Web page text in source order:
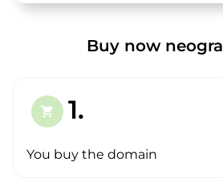
Buy now
shopping_cart 1.
You buy the domain